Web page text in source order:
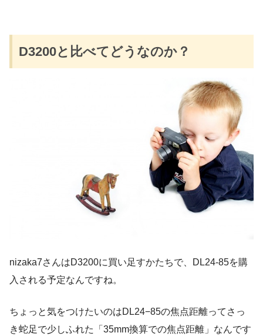
D3200と比べてどうなのか？
nizaka7さんはD3200に買い足すかたちで、DL24-85を購
入される予定なんですね。
ちょっと気をつけたいのはDL24−85の焦点距離ってさっ
き蛇足で少しふれた「35mm換算での焦点距離」なんです